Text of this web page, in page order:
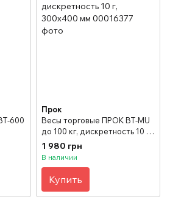
600
Прок
Весы торговые ПРОК ВТ-MU
до 100 кг, дискретность 10 г,
300х400 мм
1 980 грн
В наличии
Купить